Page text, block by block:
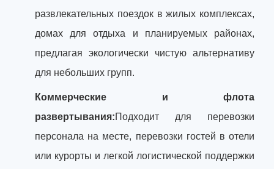
развлекательных поездок в жилых комплексах,
домах для отдыха и планируемых районах,
предлагая экологически чистую альтернативу
для небольших групп.
Коммерческие и флота
развертывания:Подходит для перевозки
персонала на месте, перевозки гостей в отели
или курорты и легкой логистической поддержки